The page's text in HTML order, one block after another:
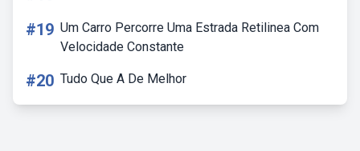
#19 Um Carro Percorre Uma Estrada Retilinea Com
Velocidade Constante
#20 Tudo Que A De Melhor